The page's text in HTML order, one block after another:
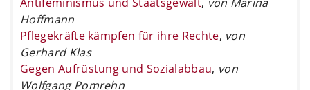
Hoffmann
Pflegekräfte kämpfen für ihre Rechte, von
Gerhard Klas
Gegen Aufrüstung und Sozialabbau, von
Wolfgang Pomrehn